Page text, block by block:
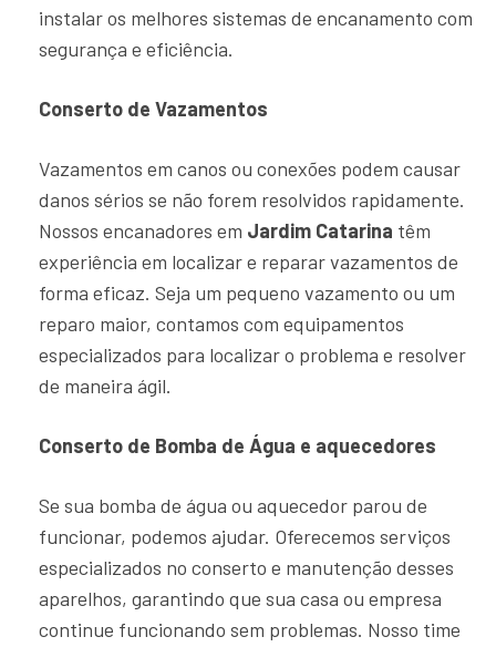
instalar os melhores sistemas de encanamento com
segurança e eficiência.
Conserto de Vazamentos
Vazamentos em canos ou conexões podem causar
danos sérios se não forem resolvidos rapidamente.
Nossos encanadores em Jardim Catarina têm
experiência em localizar e reparar vazamentos de
forma eficaz. Seja um pequeno vazamento ou um
reparo maior, contamos com equipamentos
especializados para localizar o problema e resolver
de maneira ágil.
Conserto de Bomba de Água e aquecedores
Se sua bomba de água ou aquecedor parou de
funcionar, podemos ajudar. Oferecemos serviços
especializados no conserto e manutenção desses
aparelhos, garantindo que sua casa ou empresa
continue funcionando sem problemas. Nosso time